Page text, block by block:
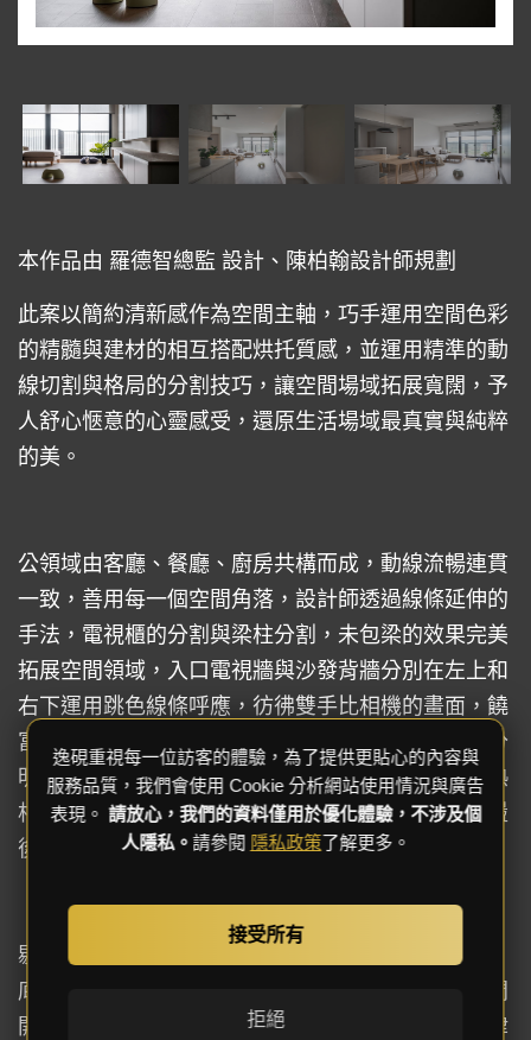
本作品由 羅德智總監 設計、陳柏翰設計師規劃
此案以簡約清新感作為空間主軸，巧手運用空間色彩
的精髓與建材的相互搭配烘托質感，並運用精準的動
線切割與格局的分割技巧，讓空間場域拓展寬闊，予
人舒心愜意的心靈感受，還原生活場域最真實與純粹
的美。
公領域由客廳、餐廳、廚房共構而成，動線流暢連貫
一致，善用每一個空間角落，設計師透過線條延伸的
手法，電視櫃的分割與梁柱分割，未包梁的效果完美
拓展空間領域，入口電視牆與沙發背牆分別在左上和
右下運用跳色線條呼應，彷彿雙手比相機的畫面，饒
富趣味與新奇。再者，格局安排的技巧讓空間機能分
明又不流於單調，營造出鮮明俐落的視覺效果，冷熱
相濟的建材，賦予空間更多層次，在空間中留下激盪
後的餘韻。
剔除過度華麗耀眼的裝飾，照亮大塊面積的純白基
底，搭佐富含變化的木質紋理，細膩而精緻，為空間
開啟通透格局的清新視野。摘取自然跡象的線條與律
逸硯重視每一位訪客的體驗，為了提供更貼心的內容與
服務品質，我們會使用 Cookie 分析網站使用情況與廣告
表現。 請放心，我們的資料僅用於優化體驗，不涉及個
人隱私。請參閱 隱私政策了解更多。
接受所有
拒絕